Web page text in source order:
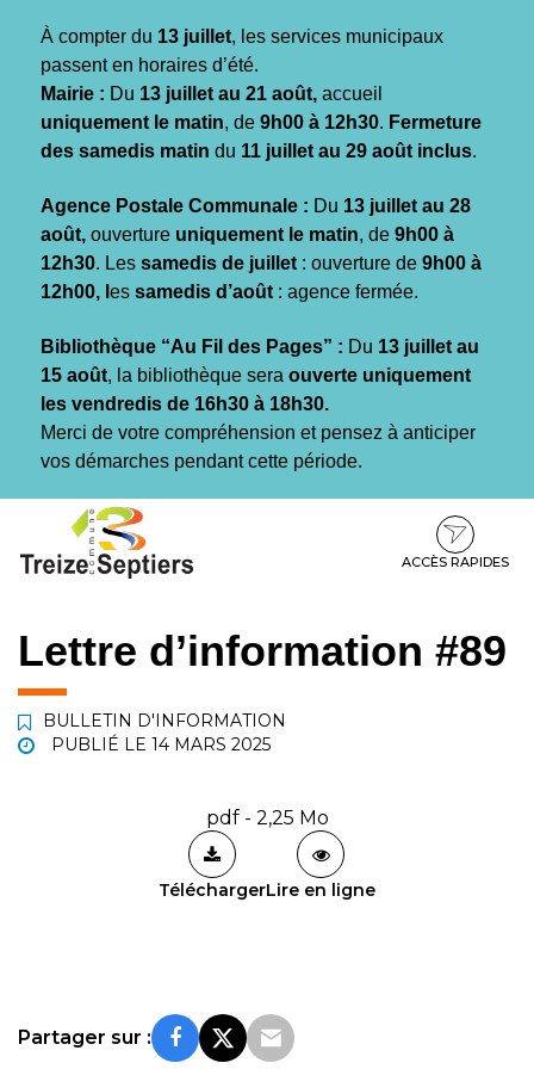
À compter du 13 juillet, les services municipaux
passent en horaires d’été.
Mairie : Du 13 juillet au 21 août, accueil
uniquement le matin, de 9h00 à 12h30. Fermeture
des samedis matin du 11 juillet au 29 août inclus.
Agence Postale Communale : Du 13 juillet au 28
août, ouverture uniquement le matin, de 9h00 à
12h30. Les samedis de juillet : ouverture de 9h00 à
12h00, l es samedis d’août : agence fermée.
Bibliothèque “Au Fil des Pages” : Du 13 juillet au
15 août, la bibliothèque sera ouverte uniquement
les vendredis de 16h30 à 18h30.
Merci de votre compréhension et pensez à anticiper
vos démarches pendant cette période.
contenu
pied
ACCÈS RAPIDES
Lettre d’information #89
BULLETIN D'INFORMATION
PUBLIÉ LE 14 MARS 2025
pdf - 2,25 Mo
TéléchargerLire en ligne
Partager sur :